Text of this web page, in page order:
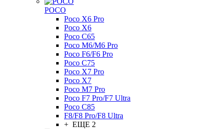
POCO
Poco X6 Pro
Poco X6
Poco C65
Poco M6/M6 Pro
Poco F6/F6 Pro
Poco C75
Poco X7 Pro
Poco X7
Poco M7 Pro
Poco F7 Pro/F7 Ultra
Poco C85
F8/F8 Pro/F8 Ultra
+ ЕЩЕ 2